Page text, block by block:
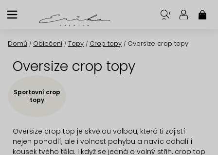
na
Domů / Oblečení / Topy / Crop topy / Oversize crop topy
Oversize crop topy
Oversize crop top je skvělou volbou, která ti zajistí
nejen pohodlí, ale i volnost pohybu a navíc odhalí i
kousek tvého těla. I když se jedná o volný střih, crop top
Sportovní crop
topy